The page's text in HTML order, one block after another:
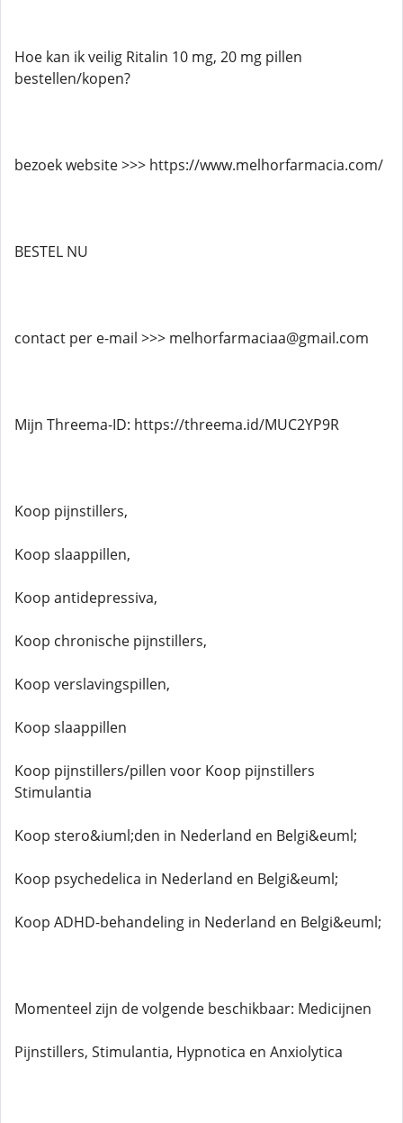
Hoe kan ik veilig Ritalin 10 mg, 20 mg pillen
bestellen/kopen?
bezoek website >>> https://www.melhorfarmacia.com/
BESTEL NU
contact per e-mail >>> melhorfarmaciaa@gmail.com
Mijn Threema-ID: https://threema.id/MUC2YP9R
Koop pijnstillers,
Koop slaappillen,
Koop antidepressiva,
Koop chronische pijnstillers,
Koop verslavingspillen,
Koop slaappillen
Koop pijnstillers/pillen voor Koop pijnstillers
Stimulantia
Koop stero&iuml;den in Nederland en Belgi&euml;
Koop psychedelica in Nederland en Belgi&euml;
Koop ADHD-behandeling in Nederland en Belgi&euml;
Momenteel zijn de volgende beschikbaar: Medicijnen
Pijnstillers, Stimulantia, Hypnotica en Anxiolytica